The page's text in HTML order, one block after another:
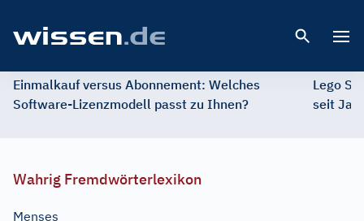
Einmalkauf versus Abonnement: Welches
Software-Lizenzmodell passt zu Ihnen?
Lego
seit
Wahrig Fremdwörterlexikon
Menses